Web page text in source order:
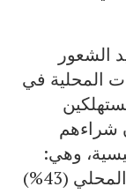
الشعور
المحلية في
(34%) أن شراءهم
وهي:
ارتفاع جودتها (51%)، دعم الاقتصاد المحلي (43%)